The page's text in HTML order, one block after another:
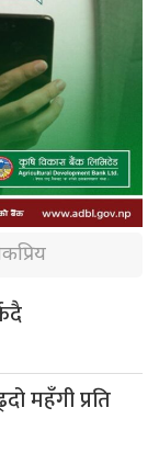
महँगी प्रति